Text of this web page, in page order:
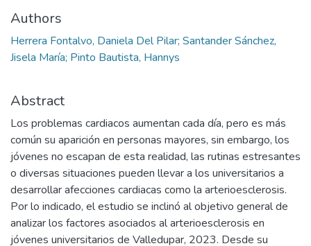
Authors
Herrera Fontalvo, Daniela Del Pilar; Santander Sánchez,
Jisela María; Pinto Bautista, Hannys
Abstract
Los problemas cardiacos aumentan cada día, pero es más
común su aparición en personas mayores, sin embargo, los
jóvenes no escapan de esta realidad, las rutinas estresantes
o diversas situaciones pueden llevar a los universitarios a
desarrollar afecciones cardiacas como la arterioesclerosis.
Por lo indicado, el estudio se inclinó al objetivo general de
analizar los factores asociados al arterioesclerosis en
jóvenes universitarios de Valledupar, 2023. Desde su